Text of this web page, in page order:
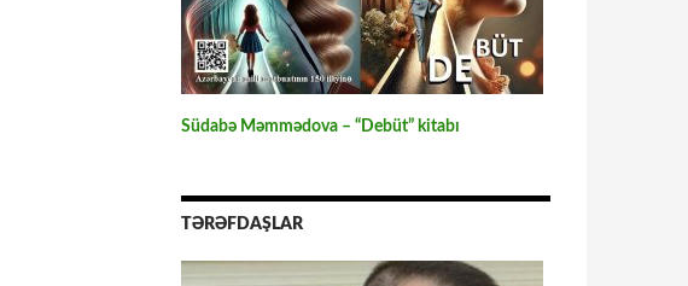
Südabə Məmmədova – “Debüt” kitabı
TƏRƏFDAŞLAR